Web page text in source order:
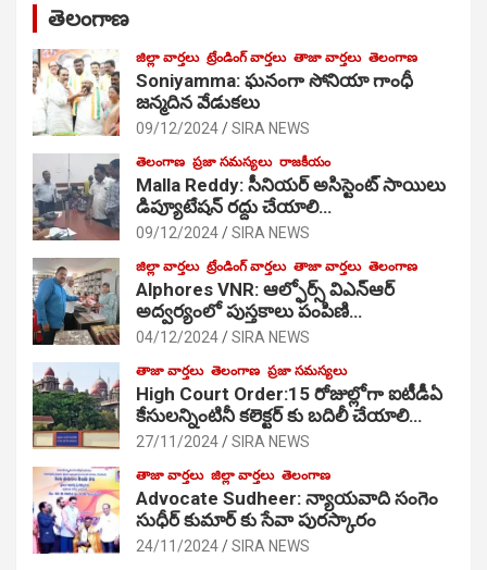
తెలంగాణ
జిల్లా వార్తలు ట్రేండింగ్ వార్తలు తాజా వార్తలు తెలంగాణ
Soniyamma: ఘ‌నంగా సోనియా గాంధీ
జ‌న్మ‌దిన వేడుక‌లు
09/12/2024 SIRA NEWS
తెలంగాణ ప్రజా సమస్యలు రాజకీయం
Malla Reddy: సీనియర్ అసిస్టెంట్ సాయిలు
డిప్యూటేషన్ రద్దు చేయాలి…
09/12/2024 SIRA NEWS
జిల్లా వార్తలు ట్రేండింగ్ వార్తలు తాజా వార్తలు తెలంగాణ
Alphores VNR: ఆల్ఫోర్స్ విఎన్ఆర్
అద్వర్యంలో పుస్తకాలు పంపిణి…
04/12/2024 SIRA NEWS
తాజా వార్తలు తెలంగాణ ప్రజా సమస్యలు
High Court Order:15 రోజుల్లోగా ఐటీడీఏ
కేసులన్నింటినీ కలెక్టర్ కు బదిలీ చేయాలి…
27/11/2024 SIRA NEWS
తాజా వార్తలు జిల్లా వార్తలు తెలంగాణ
Advocate Sudheer: న్యాయవాది సంగెం
సుధీర్ కుమార్ కు సేవా పురస్కారం
24/11/2024 SIRA NEWS